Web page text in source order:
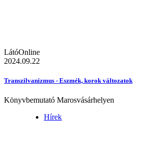
LátóOnline
2024.09.22
Transzilvanizmus - Eszmék, korok változatok
Könyvbemutató Marosvásárhelyen
Hírek